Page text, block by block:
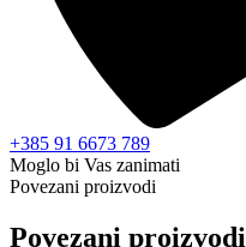
+385 91 6673 789
Moglo bi Vas zanimati
Povezani proizvodi
Povezani proizvodi